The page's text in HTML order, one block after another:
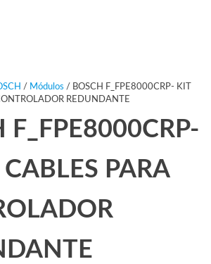
/ Módulos / BOSCH F_FPE8000CRP- KIT
REDUNDANTE
F_FPE8000CRP-
PARA